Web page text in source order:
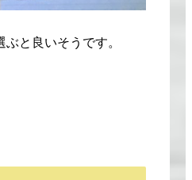
と良いそうです。